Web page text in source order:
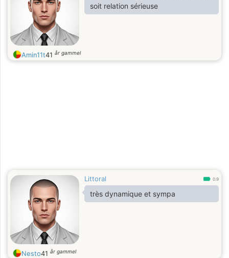
soit relation sérieuse
Amin11t41 år gammel
Littoral 0.9
très dynamique et sympa
Nesto41 år gammel